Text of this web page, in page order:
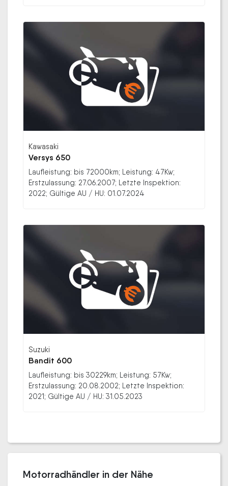
Kawasaki
Versys 650
Laufleistung: bis 72000km; Leistung: 47Kw;
Erstzulassung: 27.06.2007; Letzte Inspektion:
2022; Gültige AU / HU: 01.07.2024
Suzuki
Bandit 600
Laufleistung: bis 30229km; Leistung: 57Kw;
Erstzulassung: 20.08.2002; Letzte Inspektion:
2021; Gültige AU / HU: 31.05.2023
Motorradhändler in der Nähe